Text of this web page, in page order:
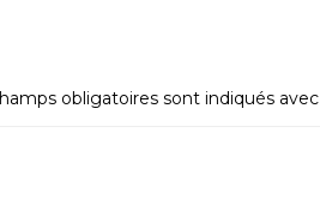
obligatoires sont indiqués avec